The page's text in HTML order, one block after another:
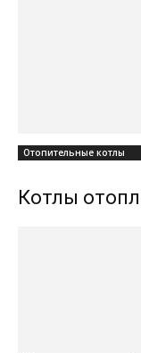
Отопительные котлы
Котлы